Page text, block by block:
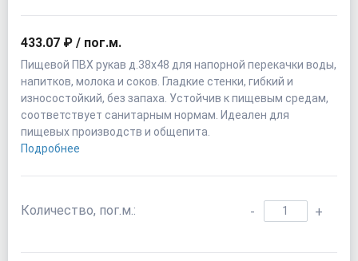
433.07 ₽ / пог.м.
Пищевой ПВХ рукав д.38х48 для напорной перекачки воды,
напитков, молока и соков. Гладкие стенки, гибкий и
износостойкий, без запаха. Устойчив к пищевым средам,
соответствует санитарным нормам. Идеален для
пищевых производств и общепита.
Подробнее
Количество, пог.м.: - +